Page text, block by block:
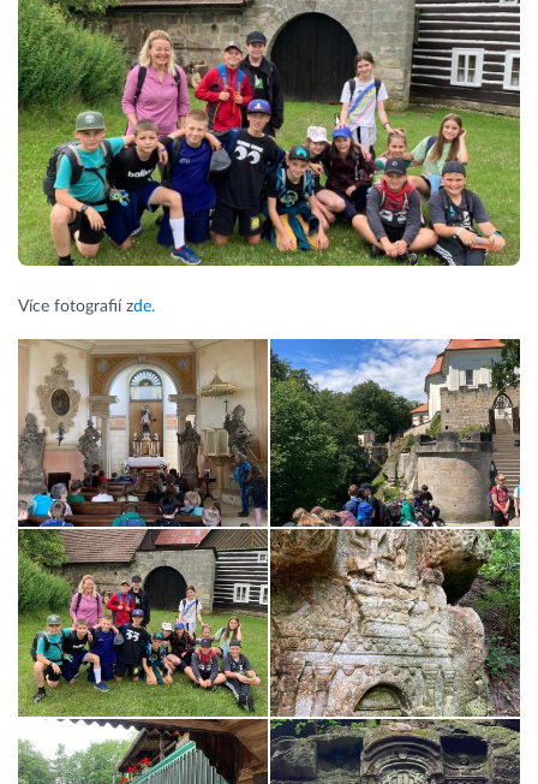
Více fotografií zde.